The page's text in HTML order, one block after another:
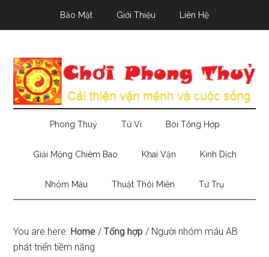
Bảo Mật Giới Thiệu Liên Hệ
Phong Thuỷ Tử Vi Bói Tổng Hợp
Giải Mộng Chiêm Bao Khai Vận Kinh Dịch
Nhóm Máu Thuật Thôi Miên Tứ Trụ
You are here: Home / Tổng hợp / Người nhóm máu AB
phát triển tiềm năng